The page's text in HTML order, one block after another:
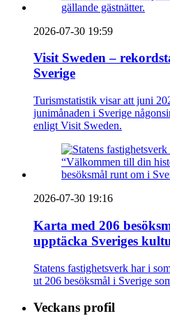
2026-07-30 19:59
Visit Sweden –
Sverige
Turismstatistik visar att juni
junimånaden i Sverige
enligt Visit Sweden.
2026-07-30 19:16
Karta med 206
upptäcka Sveriges
Statens fastighetsverk har i
ut 206 besöksmål i Sverige
Veckans profil